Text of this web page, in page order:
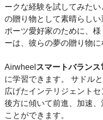
ークな経験を試してみた
の贈り物として素晴らし
ポーツ愛好家のために、
ーは、彼らの夢の贈り物に
Airwheel スマートバラン
に学習できます。 サドル
広げたインテリジェント
後方に傾いて前進、加速
ことができます。